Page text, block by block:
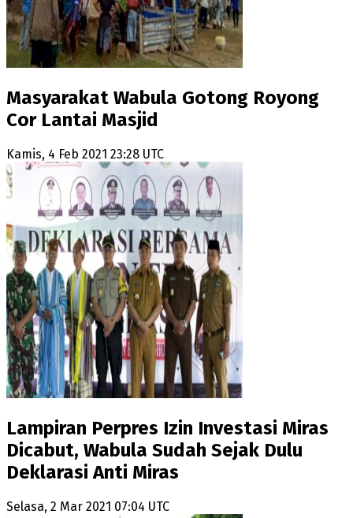
Masyarakat Wabula Gotong Royong
Cor Lantai Masjid
Kamis, 4 Feb 2021 23:28 UTC
Lampiran Perpres Izin Investasi Miras
Dicabut, Wabula Sudah Sejak Dulu
Deklarasi Anti Miras
Selasa, 2 Mar 2021 07:04 UTC